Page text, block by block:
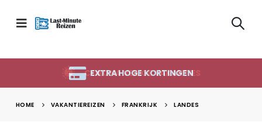
CORONA VEILIGE VAKANTIES
EXTRA HOGE KORTINGEN
HOME VAKANTIEREIZEN FRANKRIJK LANDES